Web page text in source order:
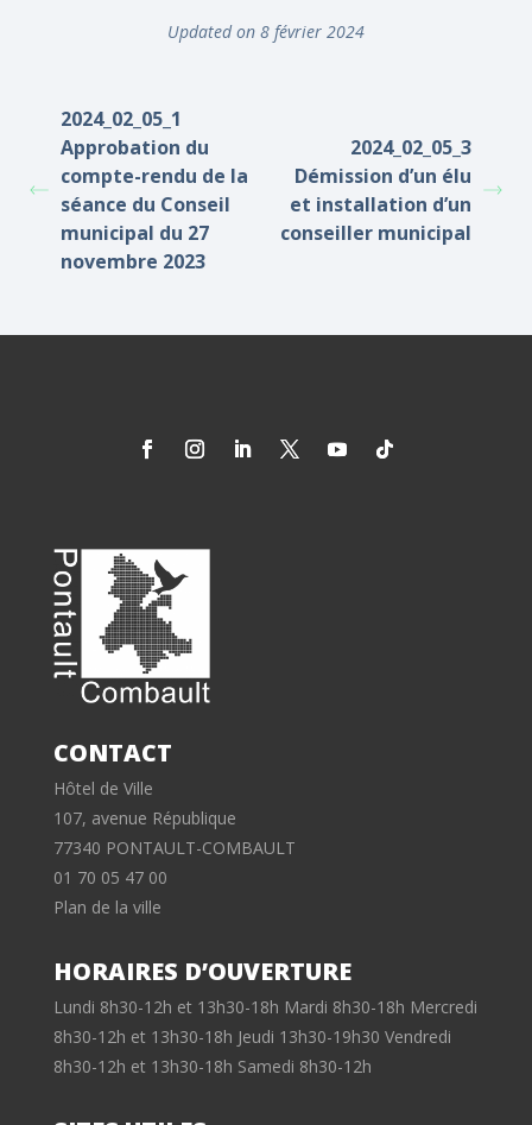
Updated on 8 février 2024
2024_02_05_1
Approbation du
compte-rendu de la
séance du Conseil
municipal du 27
novembre 2023
2024_02_05_3
Démission d’un élu
et installation d’un
conseiller municipal
CONTACT
Hôtel de Ville
107, avenue République
77340 PONTAULT-COMBAULT
01 70 05 47 00
Plan de la ville
HORAIRES D’OUVERTURE
Lundi 8h30-12h et 13h30-18h Mardi 8h30-18h Mercredi
8h30-12h et 13h30-18h Jeudi 13h30-19h30 Vendredi
8h30-12h et 13h30-18h Samedi 8h30-12h